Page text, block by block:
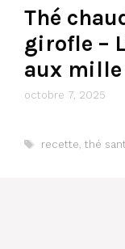
Thé
girofle –
aux
octobre 7, 2025
Étiquettes
recette, thé